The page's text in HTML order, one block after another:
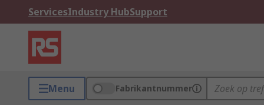
ServicesIndustry HubSupport
Menu Fabrikantnummer